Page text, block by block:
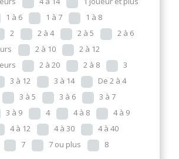
1 à 6 1 à 7
1 à 8
2 2 à 4 2 à 5
2 à 6
2 à 10
2 à 12
2 à 20 2 à 8
3
3 à 12 3 à 14
De 2 à 4
3 à 5 3 à 6
3 à 7
3 à 9 4 4 à 8
4 à 9
4 à 12 4 à 30
4 à 40
7 7 ou plus 8